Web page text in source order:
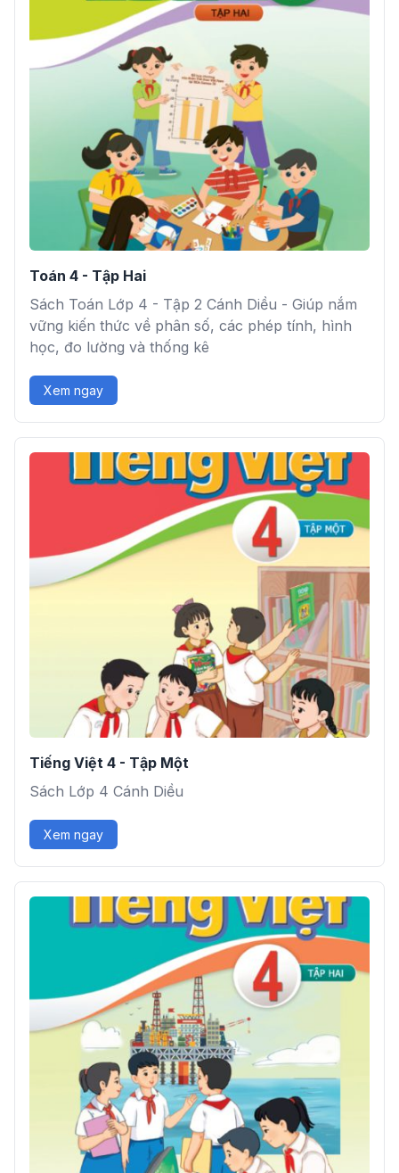
Toán 4 - Tập Hai
Sách Toán Lớp 4 - Tập 2 Cánh Diều - Giúp nắm
vững kiến thức về phân số, các phép tính, hình
học, đo lường và thống kê
Xem ngay
Tiếng Việt 4 - Tập Một
Sách Lớp 4 Cánh Diều
Xem ngay